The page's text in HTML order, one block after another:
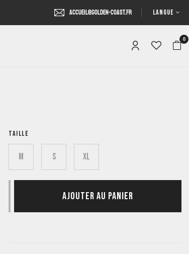
accueil@golden-coast.fr LANGUE
0
TAILLE
M S XL
AJOUTER AU PANIER